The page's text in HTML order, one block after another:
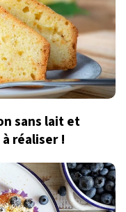
sans lait et
réaliser !